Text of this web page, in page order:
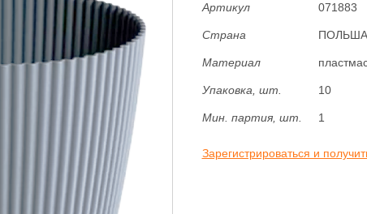
Артикул
071883
Страна ПОЛЬША
Материал
Упаковка, шт. 10
Мин. партия, шт. 1
Зарегистрироваться и